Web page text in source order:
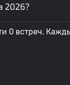
2026?
0 встреч.